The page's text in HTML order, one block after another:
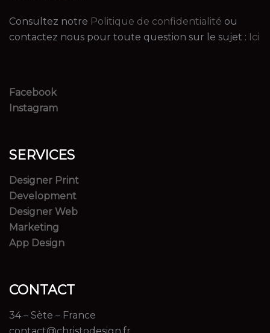
Consultez notre Politique de confidentialité ou
contactez nous pour toute question sur le sujet : Ici
Facebook
Instagram
SERVICES
Designer Print
Development
Designer Web
Marketing
App Design
CONTACT
34 – Sète – France